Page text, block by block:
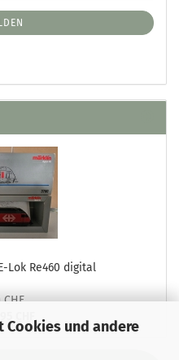
Cookies und andere
Lok Re460 digital
CHF